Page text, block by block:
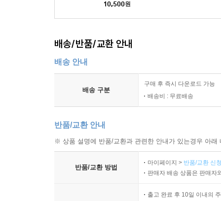
10,500원
배송/반품/교환 안내
배송 안내
배송 구분
구매 후 즉시 다운로드 가능
배송비 : 무료배송
반품/교환 안내
※ 상품 설명에 반품/교환과 관련한 안내가 있는경우 아
반품/교환 방법
마이페이지 > 반품/교환 신
판매자 배송 상품은 판매자
출고 완료 후 10일 이내의